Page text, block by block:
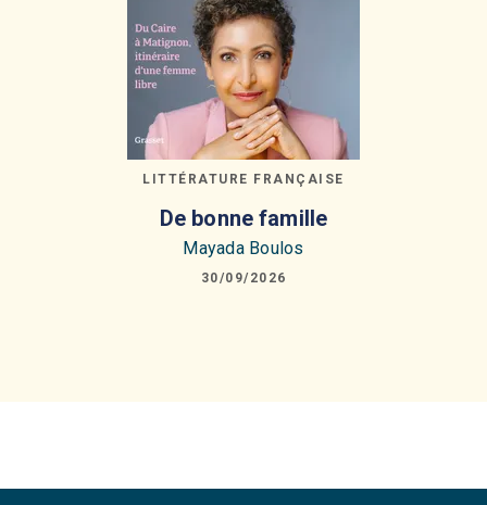
LITTÉRATURE FRANÇAISE
De bonne famille
Mayada Boulos
30/09/2026